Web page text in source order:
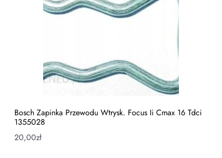
Bosch Zapinka Przewodu Wtrysk. Focus Ii Cmax 16 Tdci
1355028
20,00zł